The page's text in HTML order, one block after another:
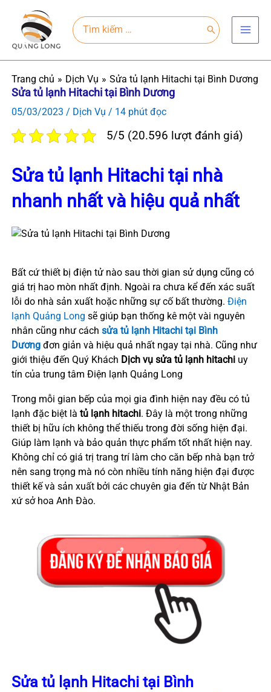
dung
Search
for:
Trang chủ Dịch Vụ Sửa tủ lạnh Hitachi tại Bình Dương
Sửa tủ lạnh Hitachi tại Bình Dương
05/03/2023 / Dịch Vụ / 14 phút đọc
5/5 (20.596 lượt đánh giá)
Sửa tủ lạnh Hitachi tại nhà
nhanh nhất và hiệu quả nhất
Bất cứ thiết bị điện tử nào sau thời gian sử dụng cũng có
giá trị hao mòn nhất định. Ngoài ra chưa kể đến xác suất
lỗi do nhà sản xuất hoặc những sự cố bất thường. Điện
lạnh Quảng Long sẽ giúp bạn thống kê một vài nguyên
nhân cũng như cách sửa tủ lạnh Hitachi tại Bình
Dươngđơn giản và hiệu quả nhất ngay tại nhà. Cũng như
giới thiệu đến Quý Khách Dịch vụ sửa tủ lạnh hitachiuy
tín của trung tâm Điện lạnh Quảng Long
Trong mỗi gian bếp của mọi gia đình hiện nay đều có tủ
lạnh đặc biệt là tủ lạnh hitachi. Đây là một trong những
thiết bị hữu ích không thể thiếu trong đời sống hiện đại.
Giúp làm lạnh và bảo quản thực phẩm tốt nhất hiện nay.
Không chỉ có giá trị trang trí làm cho căn bếp nhà bạn trở
nên sang trọng mà nó còn nhiều tính năng hiện đại được
thiết kế và sản xuất bởi các chuyên gia đến từ Nhật Bản
xứ sở hoa Anh Đào.
Sửa tủ lạnh Hitachi tại Bình